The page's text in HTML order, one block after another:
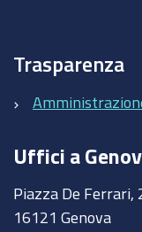
Trasparenza
Uffici a
Piazza De Ferrari,
16121 Genova